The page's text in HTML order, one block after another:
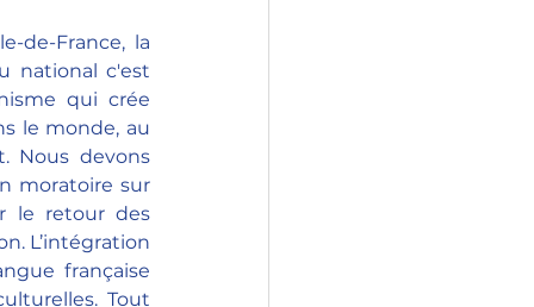
de-France, la
national c'est
qui crée
le monde, au
Nous devons
moratoire sur
le retour des
L’intégration
française
Tout